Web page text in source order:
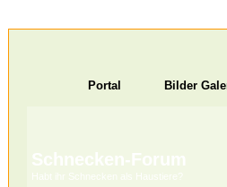
Portal Bilder
Schnecken-Forum
Habt ihr Schnecken als Haustiere?